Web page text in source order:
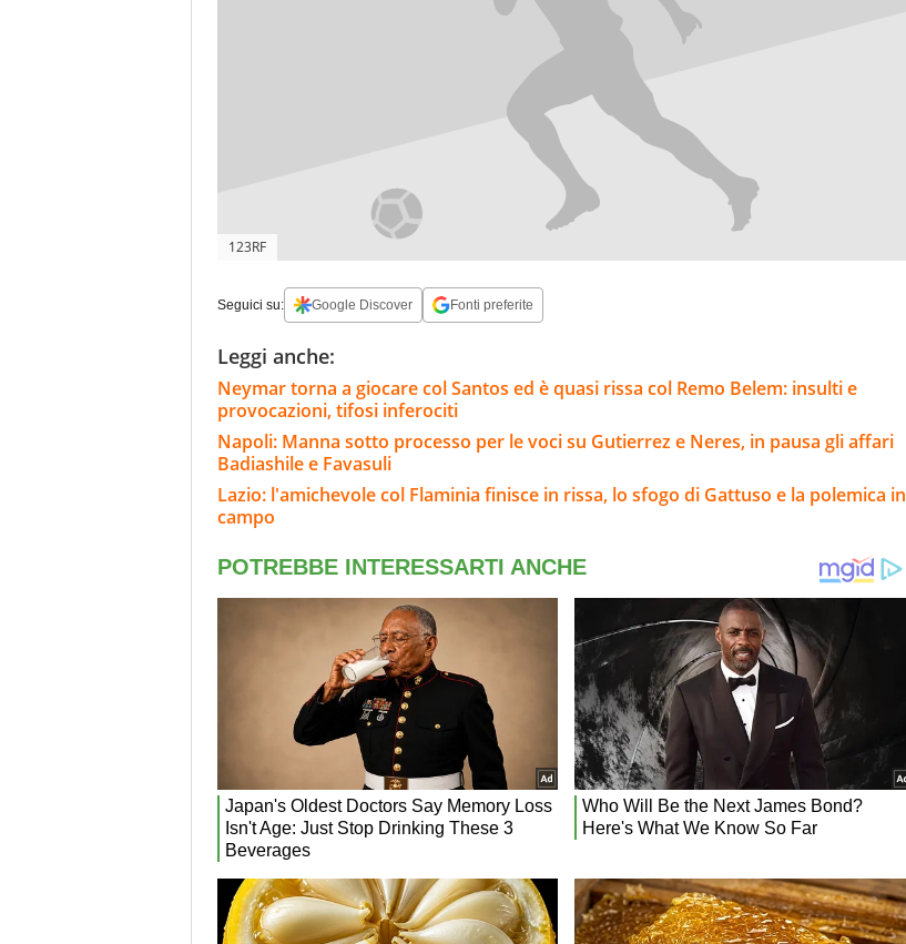
123RF
Seguici su: Google Discover Fonti preferite
Leggi anche:
Neymar torna a giocare col Santos ed è quasi rissa col Remo Belem: insulti e
provocazioni, tifosi inferociti
Napoli: Manna sotto processo per le voci su Gutierrez e Neres, in pausa gli affari
Badiashile e Favasuli
Lazio: l'amichevole col Flaminia finisce in rissa, lo sfogo di Gattuso e la polemica in
campo